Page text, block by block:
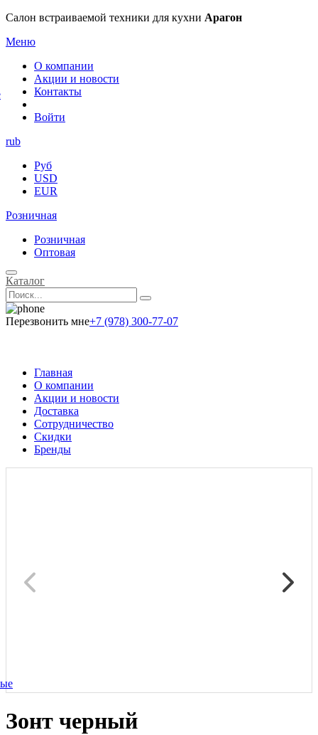
Салон встраиваемой техники для кухни Арагон
Меню
О компании
Акции и новости
Контакты
Войти
rub
Руб
USD
EUR
Розничная
Розничная
Оптовая
Каталог
Перезвонить мне+7 (978) 300-77-07
Главная
О компании
Акции и новости
Доставка
Сотрудничество
Скидки
Бренды
Зонт черный